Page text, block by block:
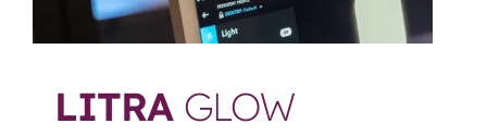
LITRA GLOW